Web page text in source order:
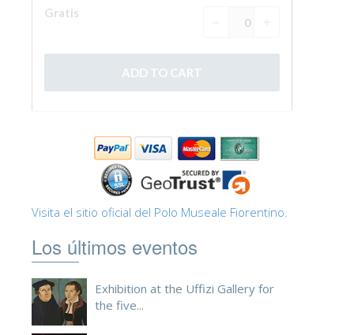
FRANÇAIS
ESPAÑOL
Visita el sitio oficial del Polo Museale Fiorentino.
Los últimos eventos
Exhibition at the Uffizi Gallery for
the five...